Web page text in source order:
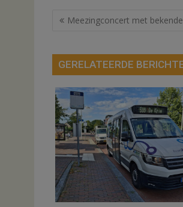
Bericht
Meezingconcert met
GERELATEERDE